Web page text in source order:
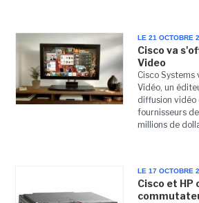
LE 21 OCTOBRE
Cisco va
Video
Cisco Systems
Vidéo, un
diffusion vidéo
fournisseurs
millions de
LE 17 OCTOBRE
Cisco et